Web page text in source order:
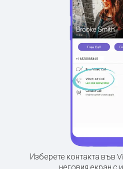
Изберете контакта във
неговия екран с